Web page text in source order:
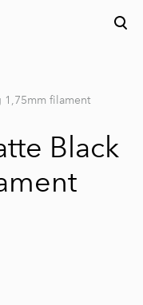
1,75mm filament
Black